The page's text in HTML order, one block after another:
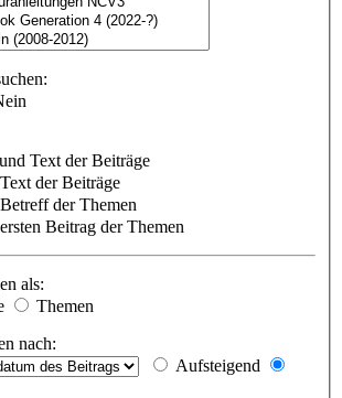
Text der Beiträge
der Beiträge
der Themen
Beitrag der Themen
als:
Themen
nach:
Aufsteigend